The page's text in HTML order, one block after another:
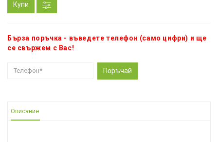
Купи
Бърза поръчка - въведете телефон (само цифри) и ще
се свържем с Вас!
Поръчай
Описание